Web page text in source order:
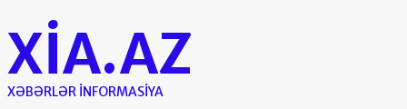
to
content
XIA.AZ
XƏBƏRLƏR INFORMASIYA